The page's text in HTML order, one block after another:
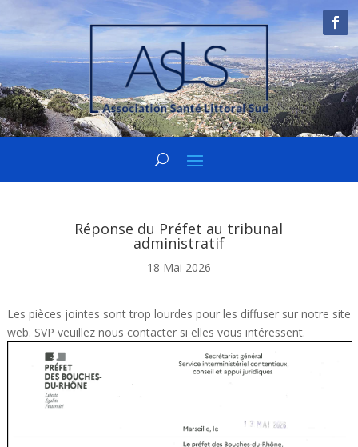
Réponse du Préfet au tribunal
administratif
18 Mai 2026
Les pièces jointes sont trop lourdes pour les diffuser sur notre site
web. SVP veuillez nous contacter si elles vous intéressent.